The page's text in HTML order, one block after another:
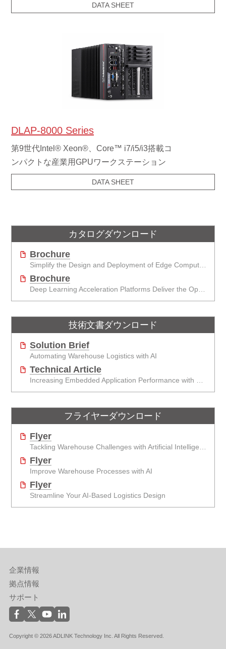
DATA SHEET
DLAP-8000 Series
第9世代Intel® Xeon®、Core™ i7/i5/i3搭載コ
ンパクトな産業用GPUワークステーション
DATA SHEET
カタログダウンロード
Brochure
Brochure
技術文書ダウンロード
Solution Brief
Automating Warehouse Logistics with AI
Technical Article
フライヤーダウンロード
Flyer
Flyer
Improve Warehouse Processes with AI
Flyer
Streamline Your AI-Based Logistics Design
企業情報
拠点情報
サポート
Copyright © 2026 ADLINK Technology Inc. All Rights Reserved.